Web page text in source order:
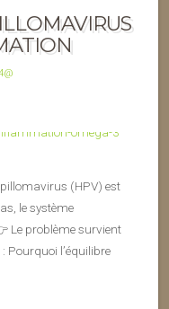
(HPV) est
le système
Le problème survient
Pourquoi l’équilibre